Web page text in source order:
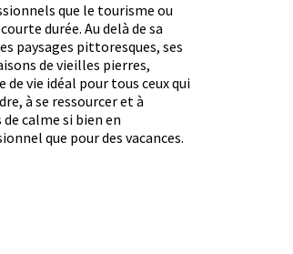
que le tourisme ou
durée. Au delà de sa
paysages pittoresques, ses
de vieilles pierres,
de vie idéal pour tous ceux qui
à se ressourcer et à
calme si bien en
que pour des vacances.